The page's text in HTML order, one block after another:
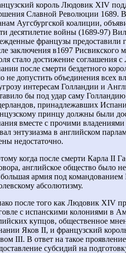
король Людовик XIV
Славной Революции 1689.
Аугсбургской коалиции,
десятилетие войны (1689-97)
французы предоставили
заключения в1697
стало достижение соглашения
после смерти бездетного
не допустить объединения всех
интересам Голландии и
бы под удар саму
принадлежавших
принцу должны были
вместе с прочими
энтузиазма в английском
недостаточно.
когда после смерти Карла II
английское общество было
армия под
абсолютизму.
после того как Людовик XIV
с испанскими колониями в
купцов, общественное
Яков II, и французский
III. В ответ на такое
субсидий на